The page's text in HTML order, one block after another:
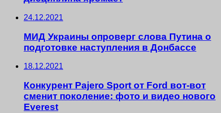
24.12.2021
МИД Украины опроверг слова Путина о
подготовке наступления в Донбассе
18.12.2021
Конкурент Pajero Sport от Ford вот-вот
сменит поколение: фото и видео нового
Everest